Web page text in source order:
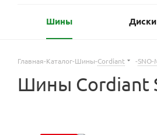
Шины Диски
Главная-Каталог-Шины-Cordiant -SNO-
Шины Cordiant